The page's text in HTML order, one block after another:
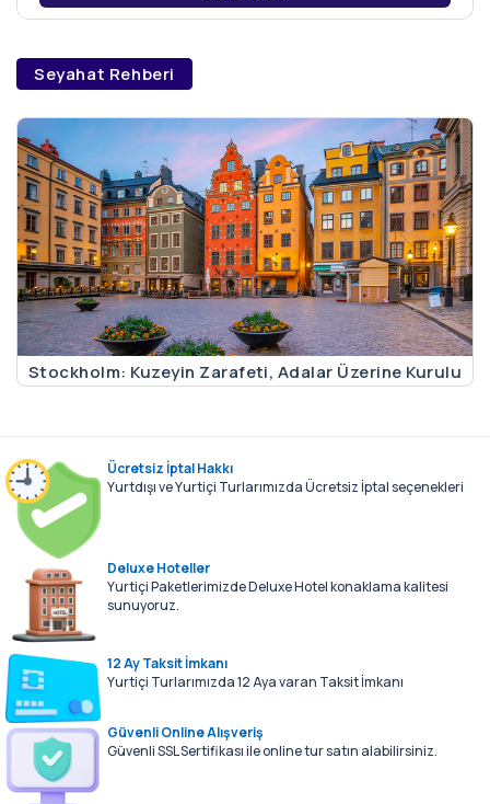
Seyahat Rehberi
Stockholm: Kuzeyin Zarafeti, Adalar Üzerine Kurulu
Sessiz Bir Güzellik
Ücretsiz İptal Hakkı
Yurtdışı ve Yurtiçi Turlarımızda Ücretsiz İptal seçenekleri
Deluxe Hoteller
Yurtiçi Paketlerimizde Deluxe Hotel konaklama kalitesi
sunuyoruz.
12 Ay Taksit İmkanı
Yurtiçi Turlarımızda 12 Aya varan Taksit İmkanı
Güvenli Online Alışveriş
Güvenli SSL Sertifikası ile online tur satın alabilirsiniz.